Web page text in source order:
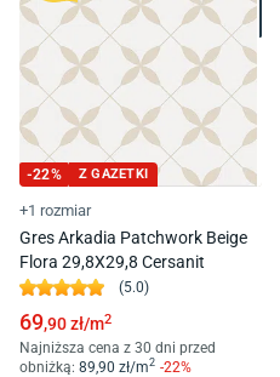
-22% Z GAZETKI
+1 rozmiar
Gres Arkadia Patchwork Beige
Flora 29,8X29,8 Cersanit
(5.0)
69,90zł/m2
Najniższa cena z 30 dni przed
obniżką: 89,90 zł/m2 -22%